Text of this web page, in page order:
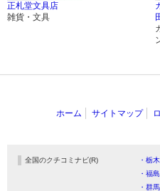
正札堂文具店
雑貨・文具
ホーム サイトマップ
全国のクチコミナビ(R) ・栃
・福
・群